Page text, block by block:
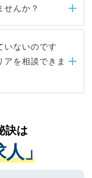
気のある医療機
募が殺到する場
に合った人材の
るケースが増え
内定をいただい
せん。内定先へ
ートナーが行い
い。
せんか？
はありませんの
イトからの登録
の個人情報は、
よび転職活動の
す。お預かりし
はご本人の許可
ついての厳密な
のみに付与され
取得済みです。
は、SSL（デー
いないのです
アを相談できま
関の状況や紹介
なアドバイスを
にご転職をされ
ートが可能です
さい。
訣は
」